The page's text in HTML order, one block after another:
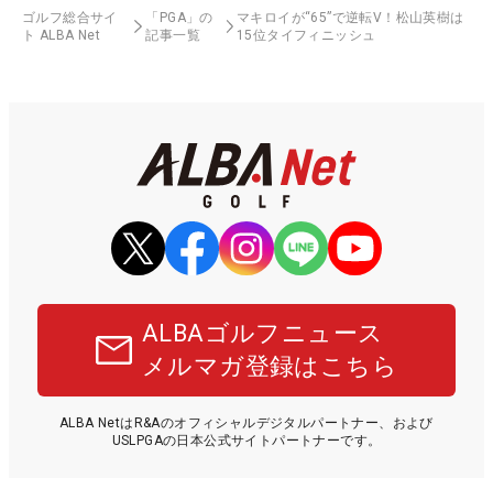
ゴルフ総合サイ
ト ALBA Net
「PGA」の
記事一覧
マキロイが“65”で逆転V！松山英樹は
15位タイフィニッシュ
ALBAゴルフニュース
メルマガ登録はこちら
ALBA NetはR&Aのオフィシャルデジタルパートナー、および
USLPGAの日本公式サイトパートナーです。